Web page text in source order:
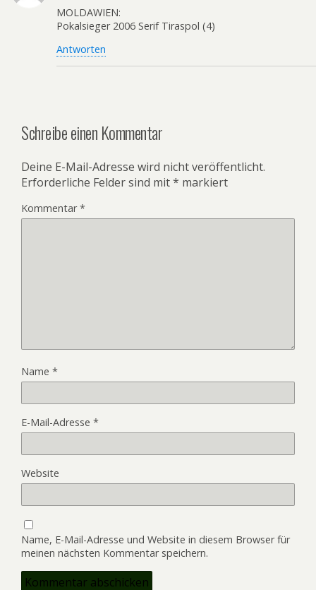
MOLDAWIEN:
Pokalsieger 2006 Serif Tiraspol (4)
Antworten
Schreibe einen Kommentar
Deine E-Mail-Adresse wird nicht veröffentlicht.
Erforderliche Felder sind mit* markiert
Kommentar*
Name *
E-Mail-Adresse *
Website
Name, E-Mail-Adresse und Website in diesem Browser für
meinen nächsten Kommentar speichern.